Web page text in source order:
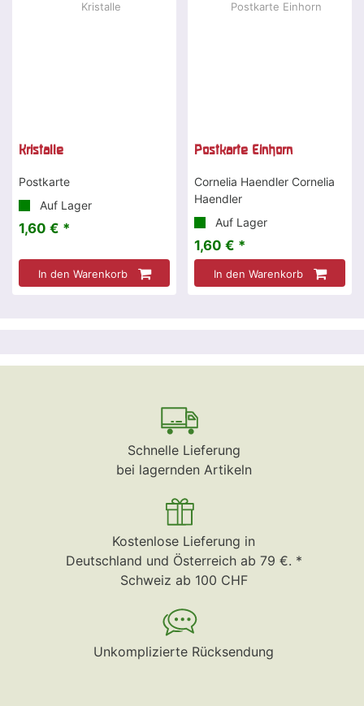
Kristalle
Postkarte
Auf Lager
1,60 € *
In den Warenkorb
Postkarte Einhorn
Cornelia Haendler Cornelia
Haendler
Auf Lager
1,60 € *
In den Warenkorb
Schnelle Lieferung
bei lagernden Artikeln
Kostenlose Lieferung in
Deutschland und Österreich ab 79 €. *
Schweiz ab 100 CHF
Unkomplizierte Rücksendung